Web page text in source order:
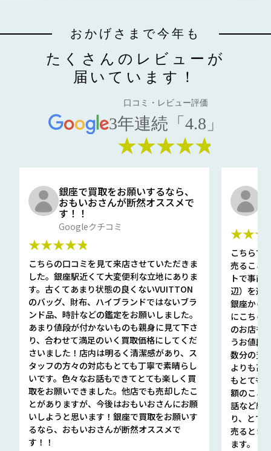
おかげさまで今年も
たくさんのレビューが
届いています！
口コミ・レビュー評価
3年連続「4.8」
★★★★★
銀座で買取をお願いするなら、
おもいおさんが断然オススメで
す！！
Googleクチコミ
★★★★★
こちらの口コミを見て来店させていただきま
した。銀座駅近くて大変便利な立地にありま
す。古くてあまり状態の良くないVUITTON
のバッグ、財布、ハイブランドではないブラ
ンド品、時計などの鑑定をお願いしました。
あまり値段が付かないものも親身に見て下さ
り、合わせて満足のいく買取価格にしてくだ
さいました！店内は明るく清潔感があり、ス
タッフの方々の対応もとても丁寧で素晴らし
いです。色々なお話もできてとても楽しく買
取をお願いできました。他店でも売却したこ
とがありますが、今後はおもいおさんにお願
いしようと思います！銀座で買取をお願いす
るなら、おもいおさんが断然オススメで
す！！
こちらで
売ること
トで事前
辺）を選
銀座から
にこちら
のお店も
うお値段
数分の査
よりも高
もとても
額のこと
話など細
り、とて
売るとき
ます。